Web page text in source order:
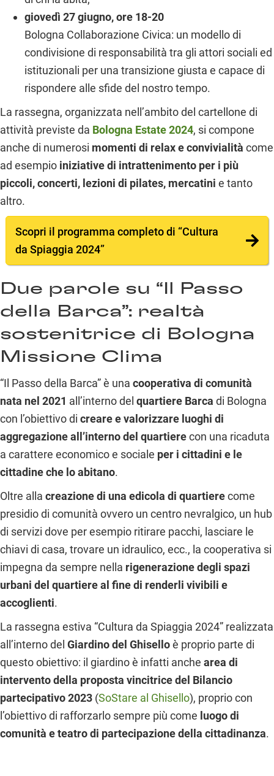
giovedì 27 giugno, ore 18-20
Bologna Collaborazione Civica: un modello di
condivisione di responsabilità tra gli attori sociali ed
istituzionali per una transizione giusta e capace di
rispondere alle sfide del nostro tempo.
La rassegna, organizzata nell’ambito del cartellone di
attività previste da Bologna Estate 2024, si compone
anche di numerosi momenti di relax e convivialità come
ad esempio iniziative di intrattenimento per i più
piccoli, concerti, lezioni di pilates, mercatini e tanto
altro.
Scopri il programma completo di “Cultura
da Spiaggia 2024”
Due parole su “Il Passo
della Barca”: realtà
sostenitrice di Bologna
Missione Clima
“Il Passo della Barca” è una cooperativa di comunità
nata nel 2021 all’interno del quartiere Barca di Bologna
con l’obiettivo di creare e valorizzare luoghi di
aggregazione all’interno del quartierecon una ricaduta
a carattere economico e sociale per i cittadini e le
cittadine che lo abitano.
Oltre alla creazione di una edicola di quartierecome
presidio di comunità ovvero un centro nevralgico, un hub
di servizi dove per esempio ritirare pacchi, lasciare le
chiavi di casa, trovare un idraulico, ecc., la cooperativa si
impegna da sempre nella rigenerazione degli spazi
urbani del quartiere al fine di renderli vivibili e
accoglienti.
La rassegna estiva “Cultura da Spiaggia 2024” realizzata
all’interno del Giardino del Ghiselloè proprio parte di
questo obiettivo: il giardino è infatti anche area di
intervento della proposta vincitrice del Bilancio
partecipativo 2023 (SoStare al Ghisello), proprio con
l’obiettivo di rafforzarlo sempre più come luogo di
comunità e teatro di partecipazione della cittadinanza.